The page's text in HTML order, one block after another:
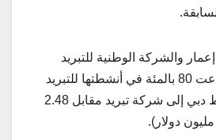
والشركة الوطنية للتبريد
المركزي إن إعمار باعت 80 بالمئة في أنشطتها للتبريد
الخاصة بمنطقة وسط دبي إلى شركة تبريد مقابل 2.48